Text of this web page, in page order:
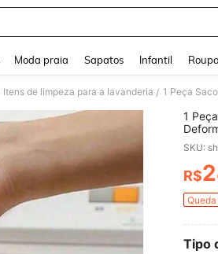
Moda praia Sapatos Infantil
Itens de limpeza para a lavanderia /
1
Saco
de
SKU:
R$
Tipo